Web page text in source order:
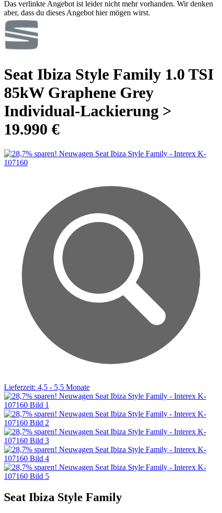
Das verlinkte Angebot ist leider nicht mehr vorhanden. Wir denken
aber, dass du dieses Angebot hier mögen wirst.
Seat Ibiza Style Family 1.0 TSI
85kW Graphene Grey
Individual-Lackierung >
19.990 €
Lieferzeit: 4,5 - 5,5 Monate
Seat Ibiza Style Family